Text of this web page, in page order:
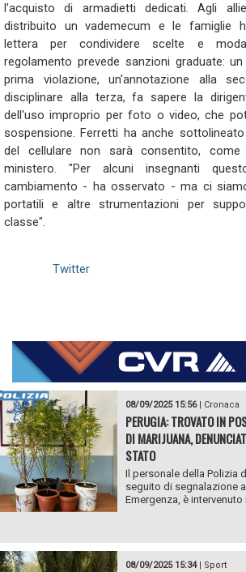
l'acquisto di armadietti dedicati. Agli
distribuito un vademecum e le famiglie
lettera per condividere scelte e
regolamento prevede sanzioni graduate:
prima violazione, un'annotazione alla
disciplinare alla terza, fa sapere la
dell'uso improprio per foto o video, che
sospensione. Ferretti ha anche
del cellulare non sarà consentito, come
ministero. "Per alcuni insegnanti
cambiamento - ha osservato - ma ci
portatili e altre strumentazioni per
classe".
Twitter
08/09/2025 15:56| Cronaca
PERUGIA: TROVATO IN
DI MARIJUANA,
STATO
Il personale della Polizia
seguito di segnalazione
Emergenza, è intervenuto
08/09/2025 15:34| Sport